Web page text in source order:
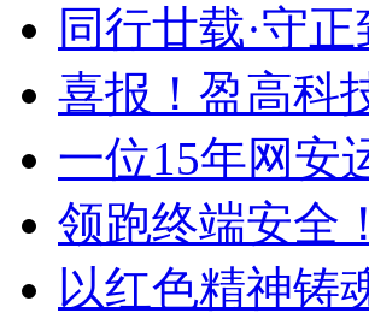
同行廿载·守
喜报！盈高科
一位15年网安
领跑终端安全
以红色精神铸